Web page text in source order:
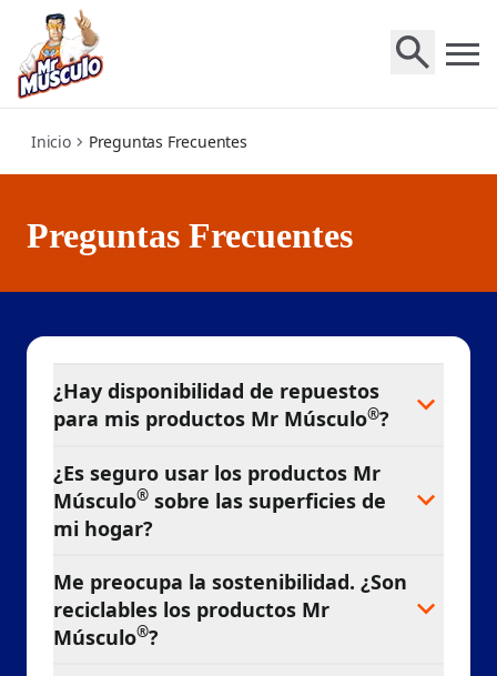
Inicio Preguntas Frecuentes
Preguntas Frecuentes
¿Hay disponibilidad de repuestos
para mis productos Mr Músculo®?
¿Es seguro usar los productos Mr
Músculo® sobre las superficies de
mi hogar?
Me preocupa la sostenibilidad. ¿Son
reciclables los productos Mr
Músculo®?